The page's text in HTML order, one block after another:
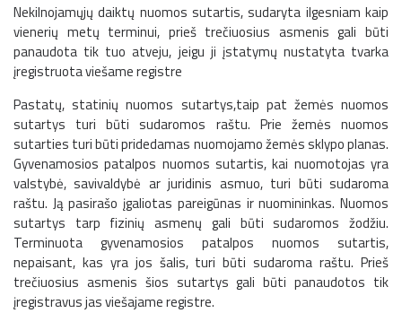
Nekilnojamųjų daiktų nuomos sutartis, sudaryta ilgesniam kaip
vienerių metų terminui, prieš trečiuosius asmenis gali būti
panaudota tik tuo atveju, jeigu ji įstatymų nustatyta tvarka
įregistruota viešame registre
Pastatų, statinių nuomos sutartys,taip pat žemės nuomos
sutartys turi būti sudaromos raštu. Prie žemės nuomos
sutarties turi būti pridedamas nuomojamo žemės sklypo planas.
Gyvenamosios patalpos nuomos sutartis, kai nuomotojas yra
valstybė, savivaldybė ar juridinis asmuo, turi būti sudaroma
raštu. Ją pasirašo įgaliotas pareigūnas ir nuomininkas. Nuomos
sutartys tarp fizinių asmenų gali būti sudaromos žodžiu.
Terminuota gyvenamosios patalpos nuomos sutartis,
nepaisant, kas yra jos šalis, turi būti sudaroma raštu. Prieš
trečiuosius asmenis šios sutartys gali būti panaudotos tik
įregistravus jas viešajame registre.